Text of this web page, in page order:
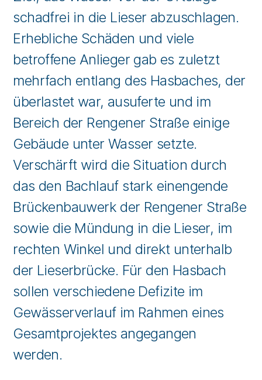
schadfrei in die Lieser abzuschlagen.
Erhebliche Schäden und viele
betroffene Anlieger gab es zuletzt
mehrfach entlang des Hasbaches, der
überlastet war, ausuferte und im
Bereich der Rengener Straße einige
Gebäude unter Wasser setzte.
Verschärft wird die Situation durch
das den Bachlauf stark einengende
Brückenbauwerk der Rengener Straße
sowie die Mündung in die Lieser, im
rechten Winkel und direkt unterhalb
der Lieserbrücke. Für den Hasbach
sollen verschiedene Defizite im
Gewässerverlauf im Rahmen eines
Gesamtprojektes angegangen
werden.